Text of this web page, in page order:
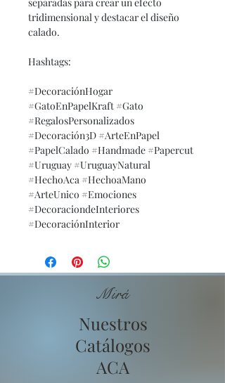
tridimensional y destacar el diseño
calado.
Hashtags:
#DecoraciónHogar
#GatoEnPapelKraft #Gato
#RegalosPersonalizados
#Decoración3D #ArteEnPapel
#PapelCalado #Handmade #Papercut
#Uruguay #UruguayNatural
#HechoAca #HechoaMano
#ArteUnico #Emociones
#DecoraciondeInteriores
#DecoraciónInterior
Mirá
Nuestros
Catálogos
ACA